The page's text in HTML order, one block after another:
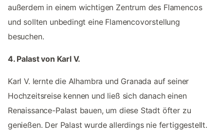
außerdem in einem wichtigen Zentrum des Flamencos
und sollten unbedingt eine Flamencovorstellung
besuchen.
4. Palast von Karl V.
Karl V. lernte die Alhambra und Granada auf seiner
Hochzeitsreise kennen und ließ sich danach einen
Renaissance-Palast bauen, um diese Stadt öfter zu
genießen. Der Palast wurde allerdings nie fertiggestellt.